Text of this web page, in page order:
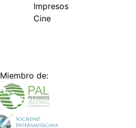
Impresos
Cine
Miembro de: